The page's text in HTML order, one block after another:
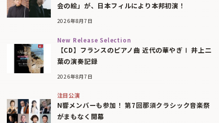
会の絵」が、日本フィルにより本邦初演！
2026年8月7日
New Release Selection
【CD】フランスのピアノ曲 近代の華やぎⅠ 井上二
葉の演奏記録
2026年8月7日
注目公演
N響メンバーも参加！ 第7回那須クラシック音楽祭
がまもなく開幕